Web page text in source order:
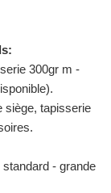
300gr m -
siège, tapisserie
- grande